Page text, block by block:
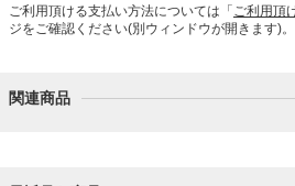
ご利用頂ける支払い方法については「 ご利用頂
ジをご確認ください(別ウィンドウが開きます)。
関連商品